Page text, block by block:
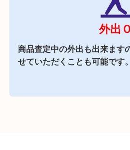
商業
イデフル内に店舗がござ
も出来る買取店です。